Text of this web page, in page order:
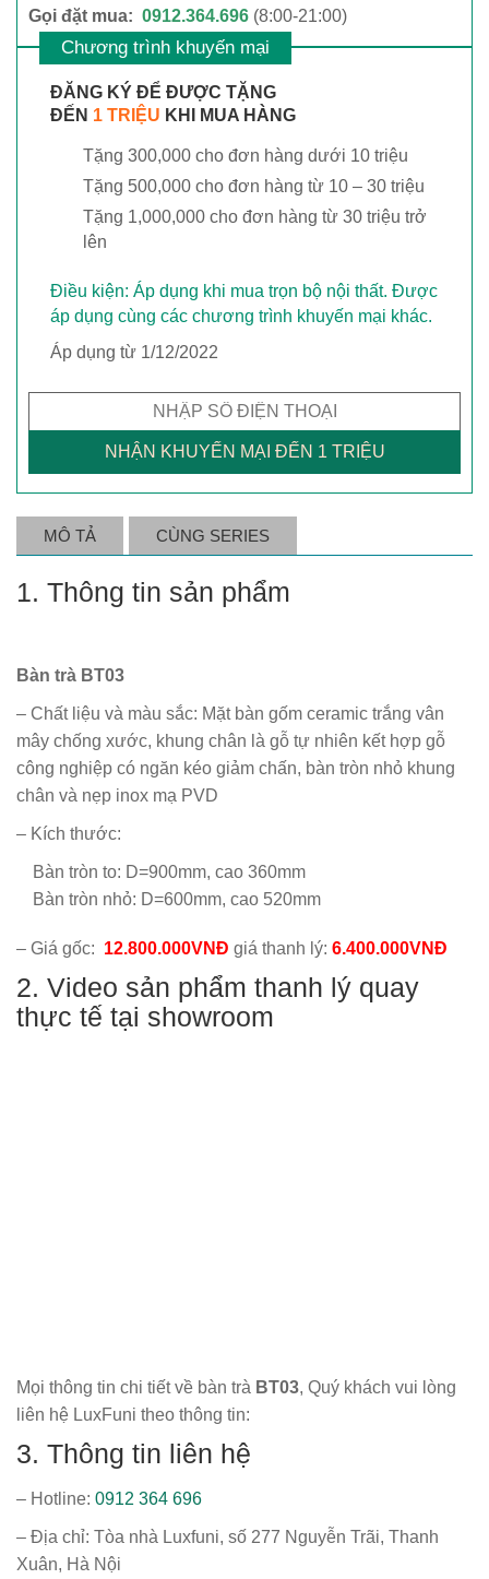
Gọi đặt mua: 0912.364.696 (8:00-21:00)
Chương trình khuyến mại
ĐĂNG KÝ ĐỂ ĐƯỢC TẶNG
ĐẾN 1 TRIỆU KHI MUA HÀNG
Tặng 300,000 cho đơn hàng dưới 10 triệu
Tặng 500,000 cho đơn hàng từ 10 – 30 triệu
Tặng 1,000,000 cho đơn hàng từ 30 triệu trở
lên
Điều kiện: Áp dụng khi mua trọn bộ nội thất. Được
áp dụng cùng các chương trình khuyến mại khác.
Áp dụng từ 1/12/2022
MÔ TẢ CÙNG SERIES
1. Thông tin sản phẩm
Bàn trà BT03
– Chất liệu và màu sắc: Mặt bàn gốm ceramic trắng vân
mây chống xước, khung chân là gỗ tự nhiên kết hợp gỗ
công nghiệp có ngăn kéo giảm chấn, bàn tròn nhỏ khung
chân và nẹp inox mạ PVD
– Kích thước:
Bàn tròn to: D=900mm, cao 360mm
Bàn tròn nhỏ: D=600mm, cao 520mm
– Giá gốc: 12.800.000VNĐ giá thanh lý: 6.400.000VNĐ
2. Video sản phẩm thanh lý quay
thực tế tại showroom
Mọi thông tin chi tiết về bàn trà BT03, Quý khách vui lòng
liên hệ LuxFuni theo thông tin:
3. Thông tin liên hệ
– Hotline: 0912 364 696
– Địa chỉ: Tòa nhà Luxfuni, số 277 Nguyễn Trãi, Thanh
Xuân, Hà Nội